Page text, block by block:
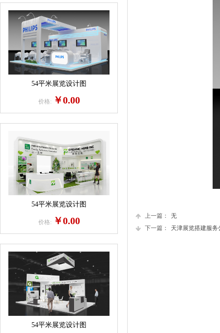
54平米展览设计图
价格: ￥0.00
54平米展览设计图
价格: ￥0.00
54平米展览设计图
上一篇：
无
下一篇：
天津展览搭建服务